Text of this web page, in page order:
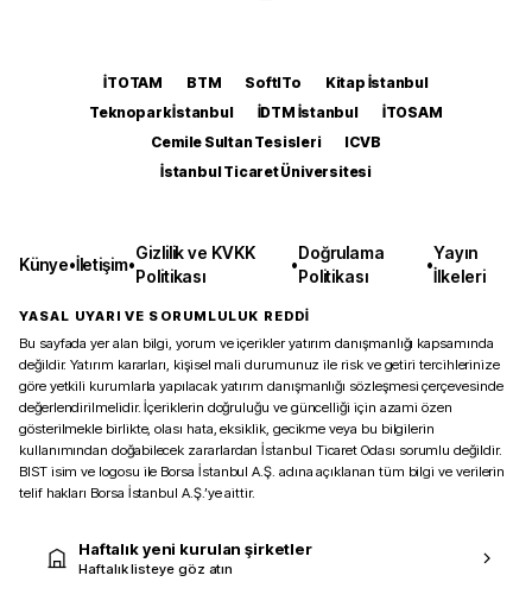
İTOTAM BTM SoftITo
Kitap İstanbul
Teknopark İstanbul
İDTM İstanbul
İTOSAM
Cemile Sultan Tesisleri
ICVB
İstanbul Ticaret Üniversitesi
Künye•İletişim•
Gizlilik ve KVKK
Politikası
•
Doğrulama
Politikası
•
Yayın
İlkeleri
YASAL UYARI VE SORUMLULUK REDDİ
Bu sayfada yer alan bilgi, yorum ve içerikler yatırım danışmanlığı kapsamında
değildir. Yatırım kararları, kişisel mali durumunuz ile risk ve getiri tercihlerinize
göre yetkili kurumlarla yapılacak yatırım danışmanlığı sözleşmesi çerçevesinde
değerlendirilmelidir. İçeriklerin doğruluğu ve güncelliği için azami özen
gösterilmekle birlikte, olası hata, eksiklik, gecikme veya bu bilgilerin
kullanımından doğabilecek zararlardan İstanbul Ticaret Odası sorumlu değildir.
BIST isim ve logosu ile Borsa İstanbul A.Ş. adına açıklanan tüm bilgi ve verilerin
telif hakları Borsa İstanbul A.Ş.’ye aittir.
Haftalık yeni kurulan şirketler
Haftalık listeye göz atın